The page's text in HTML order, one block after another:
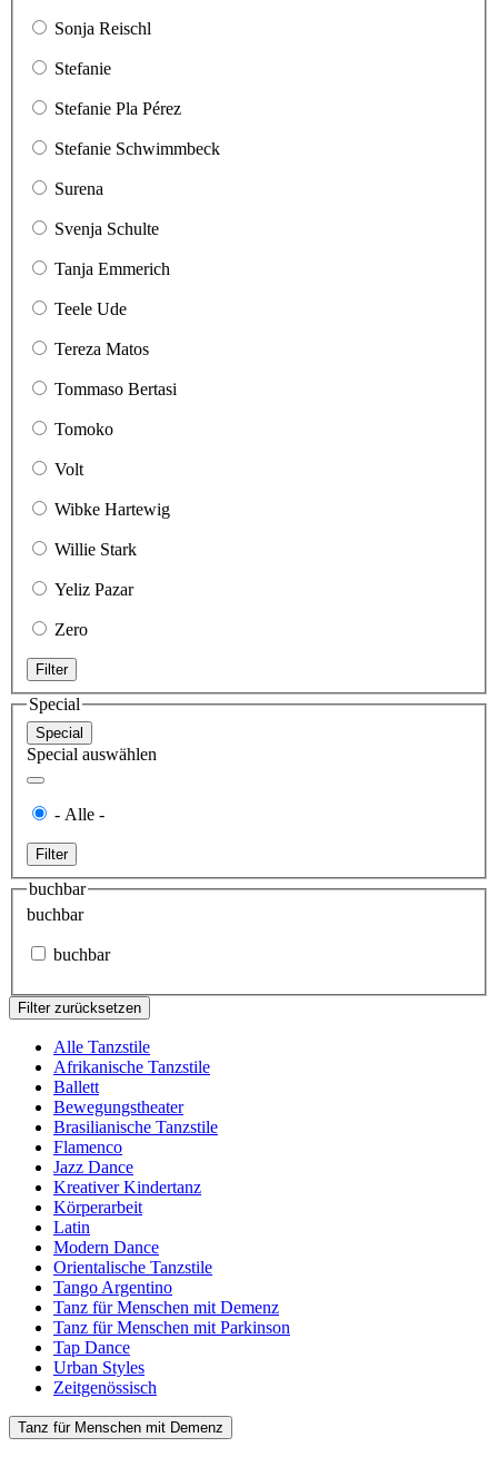
Sonja Reischl
Stefanie
Stefanie Pla Pérez
Stefanie Schwimmbeck
Surena
Svenja Schulte
Tanja Emmerich
Teele Ude
Tereza Matos
Tommaso Bertasi
Tomoko
Volt
Wibke Hartewig
Willie Stark
Yeliz Pazar
Zero
Filter
Special
Special
Special auswählen
- Alle -
Filter
buchbar
buchbar
buchbar
Filter zurücksetzen
Alle Tanzstile
Afrikanische Tanzstile
Ballett
Bewegungstheater
Brasilianische Tanzstile
Flamenco
Jazz Dance
Kreativer Kindertanz
Körperarbeit
Latin
Modern Dance
Orientalische Tanzstile
Tango Argentino
Tanz für Menschen mit Demenz
Tanz für Menschen mit Parkinson
Tap Dance
Urban Styles
Zeitgenössisch
Tanz für Menschen mit Demenz